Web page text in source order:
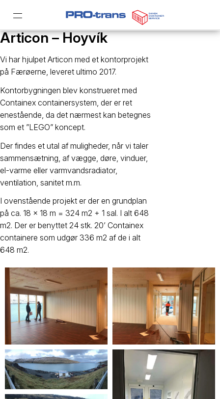
Articon – Hoyvík
Vi har hjulpet Articon med et kontorprojekt
på Færøerne, leveret ultimo 2017.
Kontorbygningen blev konstrueret med
Containex containersystem, der er ret
enestående, da det nærmest kan betegnes
som et ”LEGO” koncept.
Der findes et utal af muligheder, når vi taler
sammensætning, af vægge, døre, vinduer,
el-varme eller varmvandsradiator,
ventilation, sanitet m.m.
I ovenstående projekt er der en grundplan
på ca. 18 x 18 m = 324 m2 + 1 sal. I alt 648
m2. Der er benyttet 24 stk. 20’ Containex
containere som udgør 336 m2 af de i alt
648 m2.